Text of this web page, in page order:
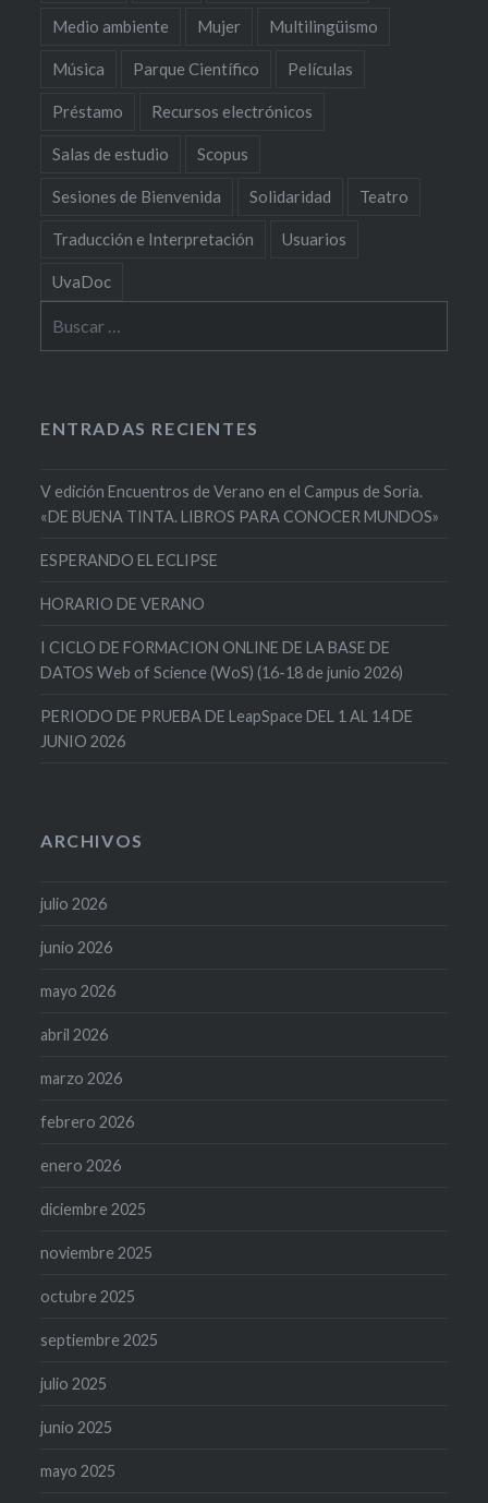
Medio ambiente Mujer Multilingüismo
Música Parque Científico Películas
Préstamo Recursos electrónicos
Salas de estudio Scopus
Sesiones de Bienvenida Solidaridad Teatro
Traducción e Interpretación Usuarios
UvaDoc
ENTRADAS RECIENTES
V edición Encuentros de Verano en el Campus de Soria.
«DE BUENA TINTA. LIBROS PARA CONOCER MUNDOS»
ESPERANDO EL ECLIPSE
HORARIO DE VERANO
I CICLO DE FORMACION ONLINE DE LA BASE DE
DATOS Web of Science (WoS) (16-18 de junio 2026)
PERIODO DE PRUEBA DE LeapSpace DEL 1 AL 14 DE
JUNIO 2026
ARCHIVOS
julio 2026
junio 2026
mayo 2026
abril 2026
marzo 2026
febrero 2026
enero 2026
diciembre 2025
noviembre 2025
octubre 2025
septiembre 2025
julio 2025
junio 2025
mayo 2025